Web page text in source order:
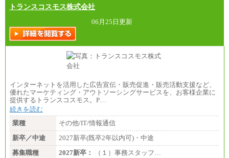
トランスコスモス株式会社
06月25日更新
インターネットを活用した広告宣伝・販売促進・販売活動支援など、
優れたマーケティング・アウトソーシングサービスを、お客様企業に
提供するトランスコスモス。P…
続きを読む
業種
その他/IT/情報通信
新卒／中途
2027新卒(既卒2年以内可)・中途
募集職種
2027新卒：
（１）事務スタッフ…